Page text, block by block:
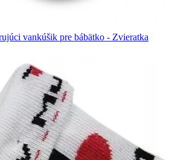
vankúšik pre bábätko - Zvieratka